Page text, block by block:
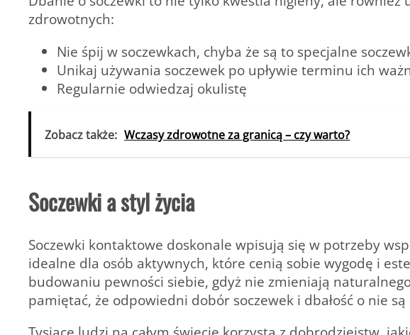
zdrowotnych:
Nie śpij w soczewkach, chyba że są to specjalne
Unikaj używania soczewek po upływie terminu ich
Regularnie odwiedzaj okulistę
Zobacz także: Wczasy zdrowotne za granicą – czy warto?
Soczewki a styl życia
Soczewki kontaktowe doskonale wpisują się w potrzeby
idealne dla osób aktywnych, które cenią sobie wygodę i
budowaniu pewności siebie, gdyż nie zmieniają
pamiętać, że odpowiedni dobór soczewek i dbałość o nie